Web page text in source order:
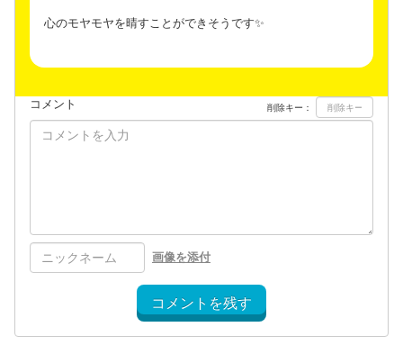
心のモヤモヤを晴すことができそうです✨
コメント 削除キー：
画像を添付
コメントを残す